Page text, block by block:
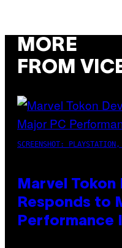
MORE
FROM
SCREENSHOT: PLAYSTATION,
Marvel Tokon
Responds to
Performance